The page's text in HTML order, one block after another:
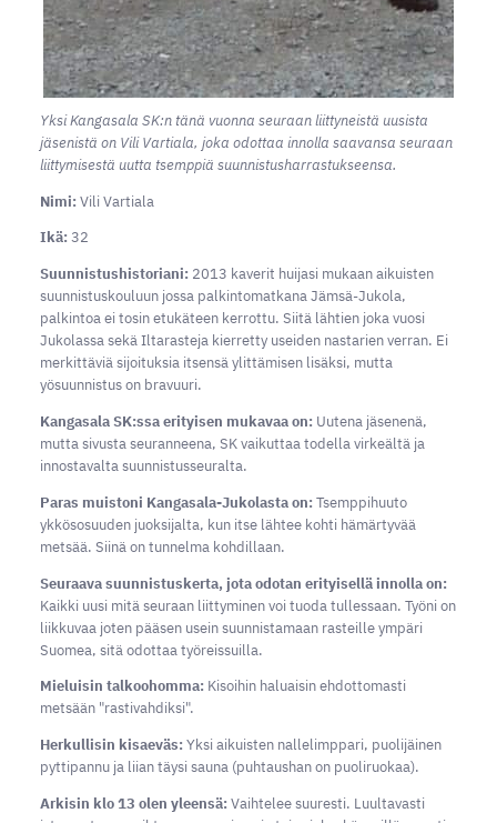
Yksi Kangasala SK:n tänä vuonna seuraan liittyneistä uusista
jäsenistä on Vili Vartiala, joka odottaa innolla saavansa seuraan
liittymisestä uutta tsemppiä suunnistusharrastukseensa.
Nimi: Vili Vartiala
Ikä: 32
Suunnistushistoriani: 2013 kaverit huijasi mukaan aikuisten
suunnistuskouluun jossa palkintomatkana Jämsä-Jukola,
palkintoa ei tosin etukäteen kerrottu. Siitä lähtien joka vuosi
Jukolassa sekä Iltarasteja kierretty useiden nastarien verran. Ei
merkittäviä sijoituksia itsensä ylittämisen lisäksi, mutta
yösuunnistus on bravuuri.
Kangasala SK:ssa erityisen mukavaa on: Uutena jäsenenä,
mutta sivusta seuranneena, SK vaikuttaa todella virkeältä ja
innostavalta suunnistusseuralta.
Paras muistoni Kangasala-Jukolasta on: Tsemppihuuto
ykkösosuuden juoksijalta, kun itse lähtee kohti hämärtyvää
metsää. Siinä on tunnelma kohdillaan.
Seuraava suunnistuskerta, jota odotan erityisellä innolla on:
Kaikki uusi mitä seuraan liittyminen voi tuoda tullessaan. Työni on
liikkuvaa joten pääsen usein suunnistamaan rasteille ympäri
Suomea, sitä odottaa työreissuilla.
Mieluisin talkoohomma: Kisoihin haluaisin ehdottomasti
metsään "rastivahdiksi".
Herkullisin kisaeväs: Yksi aikuisten nallelimppari, puolijäinen
pyttipannu ja liian täysi sauna (puhtaushan on puoliruokaa).
Arkisin klo 13 olen yleensä: Vaihtelee suuresti. Luultavasti